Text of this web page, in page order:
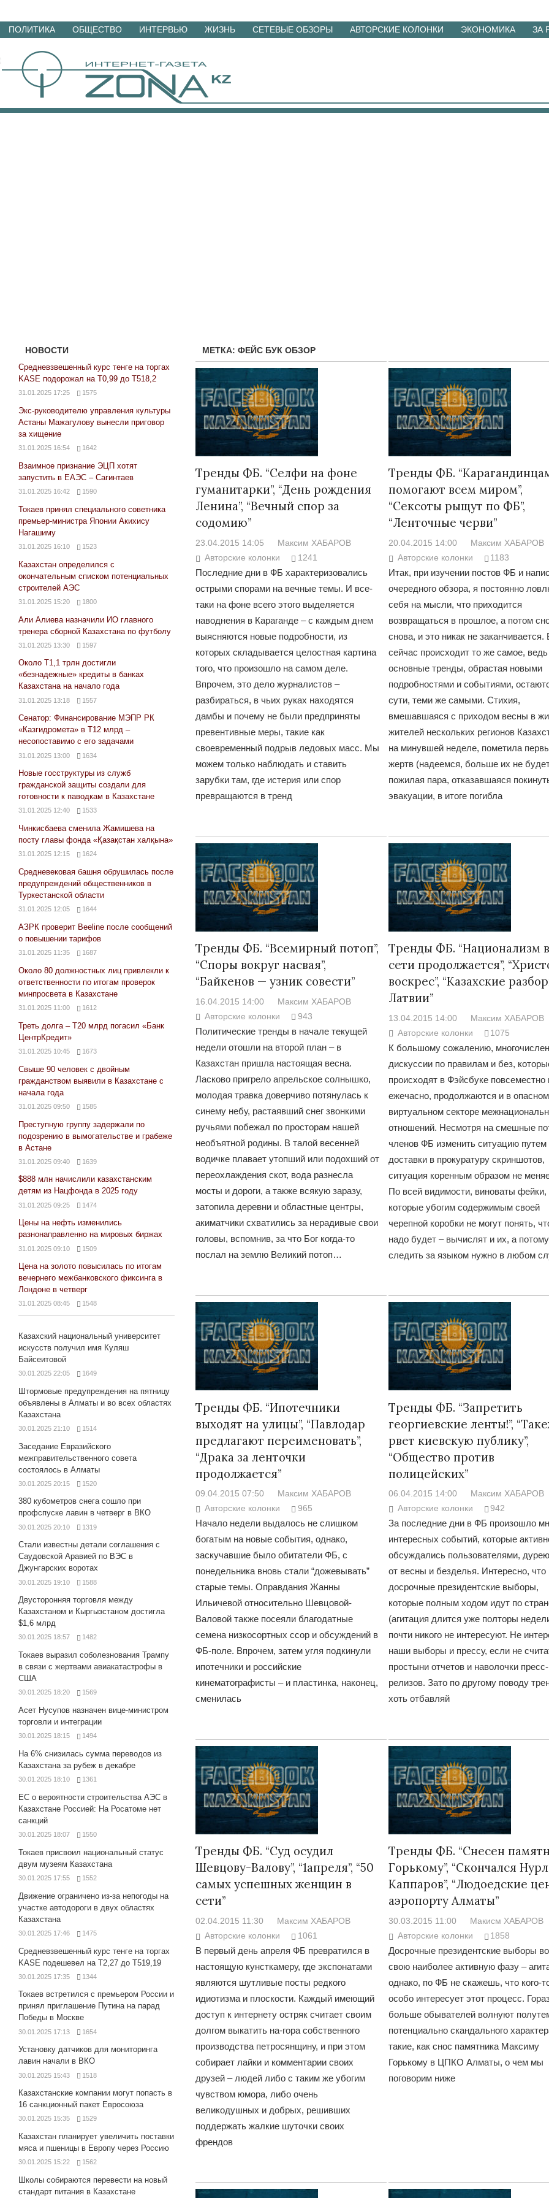
Перейти
материалам
ПОЛИТИКА ОБЩЕСТВО ИНТЕРВЬЮ ЖИЗНЬ СЕТЕВЫЕ ОБЗОРЫ АВТОРСКИЕ КОЛОНКИ ЭКОНОМИКА ЗА
МЕТКА:ФЕЙС БУК ОБЗОР
Тренды ФБ. “Селфи на фоне
гуманитарки”, “День рождения
Ленина”, “Вечный спор за
содомию”
23.04.2015 14:05
Максим ХАБАРОВ
Авторские колонки
1241
Последние дни в ФБ характеризовались
острыми спорами на вечные темы. И все-
таки на фоне всего этого выделяется
наводнения в Караганде – с каждым днем
выясняются новые подробности, из
которых складывается целостная картина
того, что произошло на самом деле.
Впрочем, это дело журналистов –
разбираться, в чьих руках находятся
дамбы и почему не были предприняты
превентивные меры, такие как
своевременный подрыв ледовых масс. Мы
можем только наблюдать и ставить
зарубки там, где истерия или спор
превращаются в тренд
Тренды ФБ.
помогают всем миром”,
“Сексоты рыщут по ФБ”,
“Ленточные черви”
20.04.2015 14:00
Максим ХАБАРОВ
Авторские колонки
1183
Итак, при изучении постов ФБ и
очередного обзора, я постоянно
себя на мысли, что приходится
возвращаться в прошлое, а потом
снова, и это никак не заканчивается.
сейчас происходит то же самое, ведь
основные тренды, обрастая новыми
подробностями и событиями,
сути, теми же самыми. Стихия,
вмешавшаяся с приходом весны в
жителей нескольких регионов
на минувшей неделе, пометила
жертв (надеемся, больше их не
пожилая пара, отказавшаяся
эвакуации, в итоге погибла
Тренды ФБ. “Всемирный потоп”,
“Споры вокруг насвая”,
“Байкенов — узник совести”
16.04.2015 14:00
Максим ХАБАРОВ
Авторские колонки
943
Политические тренды в начале текущей
недели отошли на второй план – в
Казахстан пришла настоящая весна.
Ласково пригрело апрельское солнышко,
молодая травка доверчиво потянулась к
синему небу, растаявший снег звонкими
ручьями побежал по просторам нашей
необъятной родины. В талой весенней
водичке плавает утопший или подохший от
переохлаждения скот, вода разнесла
мосты и дороги, а также всякую заразу,
затопила деревни и областные центры,
акиматчики схватились за нерадивые свои
головы, вспомнив, за что Бог когда-то
послал на землю Великий потоп…
Тренды ФБ. “Национализм в
сети продолжается”,
воскрес”, “Казахские
Латвии”
13.04.2015 14:00
Максим ХАБАРОВ
Авторские колонки
1075
К большому сожалению,
дискуссии по правилам и без,
происходят в Фэйсбуке повсеместно
ежечасно, продолжаются и в опасном
виртуальном секторе
отношений. Несмотря на смешные
членов ФБ изменить ситуацию путем
доставки в прокуратуру скриншотов,
ситуация коренным образом не
По всей видимости, виноваты фейки,
которые убогим содержимым своей
черепной коробки не могут понять,
надо будет – вычислят и их, а потому
следить за языком нужно в любом
Тренды ФБ. “Ипотечники
выходят на улицы”, “Павлодар
предлагают переименовать”,
“Драка за ленточки
продолжается”
09.04.2015 07:50
Максим ХАБАРОВ
Авторские колонки
965
Начало недели выдалось не слишком
богатым на новые события, однако,
заскучавшие было обитатели ФБ, с
понедельника вновь стали “дожевывать”
старые темы. Оправдания Жанны
Ильичевой относительно Шевцовой-
Валовой также посеяли благодатные
семена низкосортных ссор и обсуждений в
ФБ-поле. Впрочем, затем угля подкинули
ипотечники и российские
кинематографисты – и пластинка, наконец,
сменилась
Тренды ФБ. “Запретить
георгиевские ленты!”,
рвет киевскую публику”,
“Общество против
полицейских”
06.04.2015 14:00
Максим ХАБАРОВ
Авторские колонки
942
За последние дни в ФБ произошло
интересных событий, которые
обсуждались пользователями,
от весны и безделья. Интересно, что
досрочные президентские выборы,
которые полным ходом идут по
(агитация длится уже полторы
почти никого не интересуют. Не
наши выборы и прессу, если не
простыни отчетов и наволочки пресс-
релизов. Зато по другому поводу
хоть отбавляй
Тренды ФБ. “Суд осудил
Шевцову-Валову”, “1апреля”, “50
самых успешных женщин в
сети”
02.04.2015 11:30
Максим ХАБАРОВ
Авторские колонки
1061
В первый день апреля ФБ превратился в
настоящую кунсткамеру, где экспонатами
являются шутливые посты редкого
идиотизма и плоскости. Каждый имеющий
доступ к интернету остряк считает своим
долгом выкатить на-гора собственного
производства петросянщину, и при этом
собирает лайки и комментарии своих
друзей – людей либо с таким же убогим
чувством юмора, либо очень
великодушных и добрых, решивших
поддержать жалкие шуточки своих
френдов
Тренды ФБ. “Снесен
Горькому”, “Скончался
Каппаров”, “Людоедские
аэропорту Алматы”
30.03.2015 11:00
Макисм ХАБАРОВ
Авторские колонки
1858
Досрочные президентские выборы
свою наиболее активную фазу –
однако, по ФБ не скажешь, что кого-
особо интересует этот процесс.
больше обывателей волнуют
потенциально скандального
такие, как снос памятника Максиму
Горькому в ЦПКО Алматы, о чем мы
поговорим ниже
НОВОСТИ
Средневзвешенный курс тенге на торгах
KASE подорожал на Т0,99 до Т518,2
31.01.2025 17:25 1575
Экс-руководителю управления культуры
Астаны Мажагулову вынесли приговор
за хищение
31.01.2025 16:54 1642
Взаимное признание ЭЦП хотят
запустить в ЕАЭС – Сагинтаев
31.01.2025 16:42 1590
Токаев принял специального советника
премьер-министра Японии Акихису
Нагашиму
31.01.2025 16:10 1523
Казахстан определился с
окончательным списком потенциальных
строителей АЭС
31.01.2025 15:20 1800
Али Алиева назначили ИО главного
тренера сборной Казахстана по футболу
31.01.2025 13:30 1597
Около Т1,1 трлн достигли
«безнадежные» кредиты в банках
Казахстана на начало года
31.01.2025 13:18 1557
Сенатор: Финансирование МЭПР РК
«Казгидромета» в Т12 млрд –
несопоставимо с его задачами
31.01.2025 13:00 1634
Новые госструктуры из служб
гражданской защиты создали для
готовности к паводкам в Казахстане
31.01.2025 12:40 1533
Чинкисбаева сменила Жамишева на
посту главы фонда «Қазақстан халқына»
31.01.2025 12:15 1624
Средневековая башня обрушилась после
предупреждений общественников в
Туркестанской области
31.01.2025 12:05 1644
АЗРК проверит Beeline после сообщений
о повышении тарифов
31.01.2025 11:35 1687
Около 80 должностных лиц привлекли к
ответственности по итогам проверок
минпросвета в Казахстане
31.01.2025 11:00 1612
Треть долга – Т20 млрд погасил «Банк
ЦентрКредит»
31.01.2025 10:45 1673
Свыше 90 человек с двойным
гражданством выявили в Казахстане с
начала года
31.01.2025 09:50 1585
Преступную группу задержали по
подозрению в вымогательстве и грабеже
в Астане
31.01.2025 09:40 1639
$888 млн начислили казахстанским
детям из Нацфонда в 2025 году
31.01.2025 09:25 1474
Цены на нефть изменились
разнонаправленно на мировых биржах
31.01.2025 09:10 1509
Цена на золото повысилась по итогам
вечернего межбанковского фиксинга в
Лондоне в четверг
31.01.2025 08:45 1548
Казахский национальный университет
искусств получил имя Куляш
Байсеитовой
30.01.2025 22:05 1649
Штормовые предупреждения на пятницу
объявлены в Алматы и во всех областях
Казахстана
30.01.2025 21:10 1514
Заседание Евразийского
межправительственного совета
состоялось в Алматы
30.01.2025 20:15 1520
380 кубометров снега сошло при
профспуске лавин в четверг в ВКО
30.01.2025 20:10 1319
Стали известны детали соглашения с
Саудовской Аравией по ВЭС в
Джунгарских воротах
30.01.2025 19:10 1588
Двусторонняя торговля между
Казахстаном и Кыргызстаном достигла
$1,6 млрд
30.01.2025 18:57 1482
Токаев выразил соболезнования Трампу
в связи с жертвами авиакатастрофы в
США
30.01.2025 18:20 1569
Асет Нусупов назначен вице-министром
торговли и интеграции
30.01.2025 18:15 1494
На 6% снизилась сумма переводов из
Казахстана за рубеж в декабре
30.01.2025 18:10 1361
ЕС о вероятности строительства АЭС в
Казахстане Россией: На Росатоме нет
санкций
30.01.2025 18:07 1550
Токаев присвоил национальный статус
двум музеям Казахстана
30.01.2025 17:55 1552
Движение ограничено из-за непогоды на
участке автодороги в двух областях
Казахстана
30.01.2025 17:46 1475
Средневзвешенный курс тенге на торгах
KASE подешевел на Т2,27 до Т519,19
30.01.2025 17:35 1344
Токаев встретился с премьером России и
принял приглашение Путина на парад
Победы в Москве
30.01.2025 17:13 1654
Установку датчиков для мониторинга
лавин начали в ВКО
30.01.2025 15:43 1518
Казахстанские компании могут попасть в
16 санкционный пакет Евросоюза
30.01.2025 15:35 1529
Казахстан планирует увеличить поставки
мяса и пшеницы в Европу через Россию
30.01.2025 15:22 1562
Школы собираются перевести на новый
стандарт питания в Казахстане
Народ выбрал свет
17.10.2024 17:00 29972
Дарига не
мошенниками
Война
Война Миров.
Сороса
08.11.2024